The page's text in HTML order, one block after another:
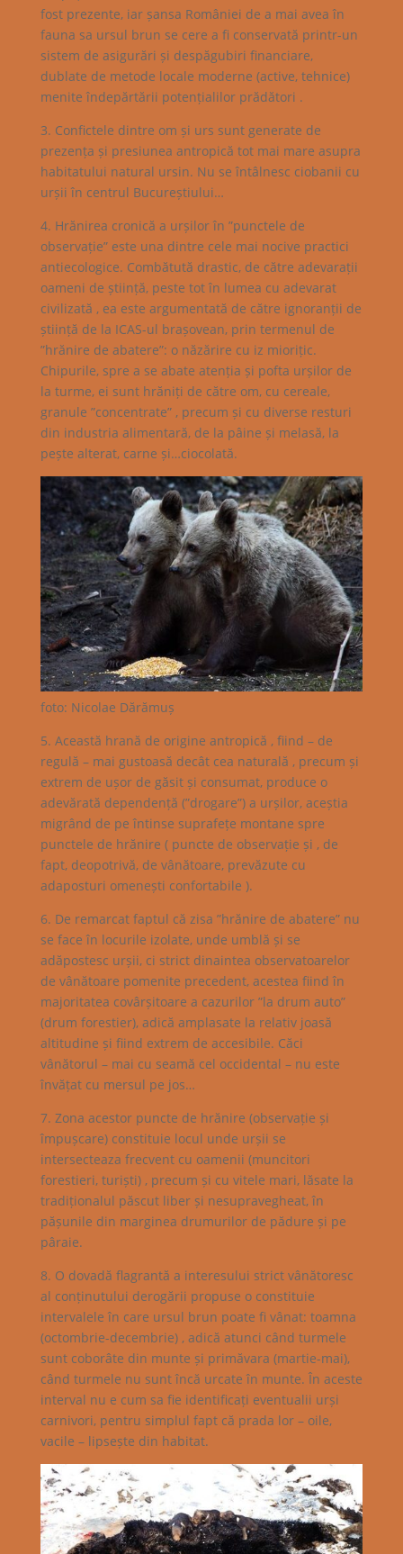
fost prezente, iar șansa României de a mai avea în
fauna sa ursul brun se cere a fi conservată printr-un
sistem de asigurări și despăgubiri financiare,
dublate de metode locale moderne (active, tehnice)
menite îndepărtării potențialilor prădători .
3. Confictele dintre om și urs sunt generate de
prezența și presiunea antropică tot mai mare asupra
habitatului natural ursin. Nu se întâlnesc ciobanii cu
urșii în centrul Bucureștiului…
4. Hrănirea cronică a urșilor în ”punctele de
observație” este una dintre cele mai nocive practici
antiecologice. Combătută drastic, de către adevarații
oameni de știință, peste tot în lumea cu adevarat
civilizată , ea este argumentată de către ignoranții de
știință de la ICAS-ul brașovean, prin termenul de
”hrănire de abatere”: o năzărire cu iz miorițic.
Chipurile, spre a se abate atenția și pofta urșilor de
la turme, ei sunt hrăniți de către om, cu cereale,
granule ”concentrate” , precum și cu diverse resturi
din industria alimentară, de la pâine și melasă, la
pește alterat, carne și…ciocolată.
foto: Nicolae Dărămuș
5. Această hrană de origine antropică , fiind – de
regulă – mai gustoasă decât cea naturală , precum și
extrem de ușor de găsit și consumat, produce o
adevărată dependență (”drogare”) a urșilor, aceștia
migrând de pe întinse suprafețe montane spre
punctele de hrănire ( puncte de observație și , de
fapt, deopotrivă, de vânătoare, prevăzute cu
adaposturi omenești confortabile ).
6. De remarcat faptul că zisa ”hrănire de abatere” nu
se face în locurile izolate, unde umblă și se
adăpostesc urșii, ci strict dinaintea observatoarelor
de vânătoare pomenite precedent, acestea fiind în
majoritatea covârșitoare a cazurilor ”la drum auto”
(drum forestier), adică amplasate la relativ joasă
altitudine și fiind extrem de accesibile. Căci
vânătorul – mai cu seamă cel occidental – nu este
învățat cu mersul pe jos…
7. Zona acestor puncte de hrănire (observație și
împușcare) constituie locul unde urșii se
intersecteaza frecvent cu oamenii (muncitori
forestieri, turiști) , precum și cu vitele mari, lăsate la
tradiționalul păscut liber și nesupravegheat, în
pășunile din marginea drumurilor de pădure și pe
pâraie.
8. O dovadă flagrantă a interesului strict vânătoresc
al conținutului derogării propuse o constituie
intervalele în care ursul brun poate fi vânat: toamna
(octombrie-decembrie) , adică atunci când turmele
sunt coborâte din munte și primăvara (martie-mai),
când turmele nu sunt încă urcate în munte. În aceste
interval nu e cum sa fie identificați eventualii urși
carnivori, pentru simplul fapt că prada lor – oile,
vacile – lipsește din habitat.